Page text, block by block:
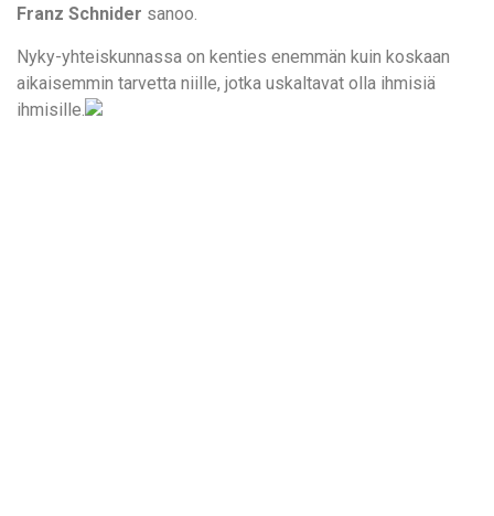
Franz Schnider sanoo.
Nyky-yhteiskunnassa on kenties enemmän kuin koskaan
aikaisemmin tarvetta niille, jotka uskaltavat olla ihmisiä
ihmisille.